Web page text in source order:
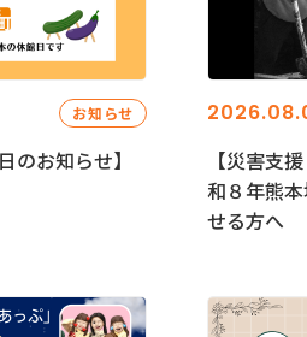
お知らせ
のお知らせ】
【災害支
和８年熊
せる方へ